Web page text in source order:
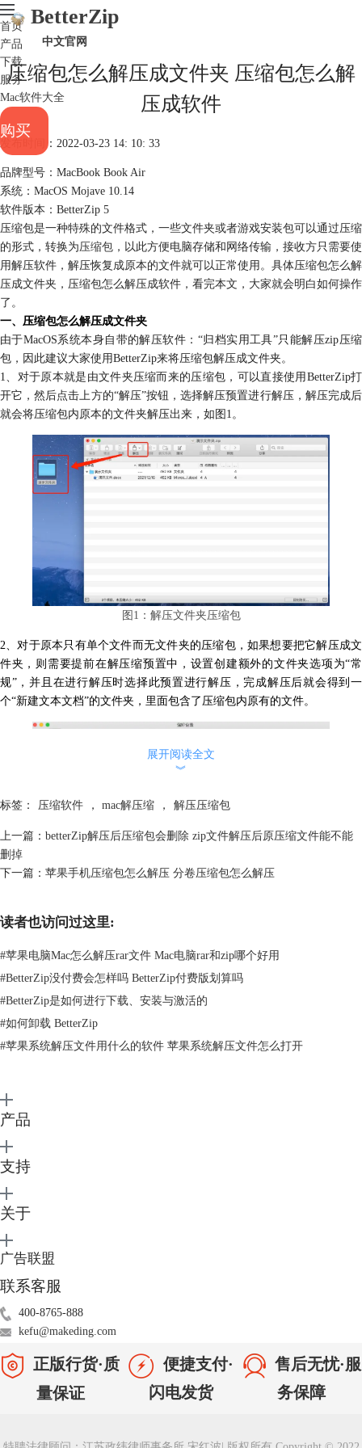
BetterZip
中文官网
首页
产品
下载
服务
Mac软件大全
购买
压缩包怎么解压成文件夹 压缩包怎么解
压成软件
发布时间：2022-03-23 14: 10: 33
品牌型号：MacBook Book Air
系统：MacOS Mojave 10.14
软件版本：BetterZip 5
压缩包是一种特殊的文件格式，一些文件夹或者游戏安装包可以通过压缩
的形式，转换为压缩包 ，以此方便电脑存储和网络传输，接收方只需要使
用解压软件，解压恢复成原本的文件就可以正常使用。具体压缩包怎么解
压成文件夹，压缩包怎么解压成软件，看完本文，大家就会明白如何操作
了。
一、压缩包怎么解压成文件夹
由于MacOS系统本身自带的解压软件：“归档实用工具”只能解压zip压缩
包，因此建议大家使用BetterZip来将压缩包解压成文件夹。
1、对于原本就是由文件夹压缩而来的压缩包，可以直接使用BetterZip打
开它，然后点击上方的“解压”按钮，选择解压预置进行解压，解压完成后
就会将压缩包内原本的文件夹解压出来，如图1。
图1：解压文件夹压缩包
2、对于原本只有单个文件而无文件夹的压缩包，如果想要把它解压成文
件夹，则需要提前在解压缩预置中，设置创建额外的文件夹选项为“常
规”，并且在进行解压时选择此预置进行解压，完成解压后就会得到一
个“新建文本文档”的文件夹，里面包含了压缩包内原有的文件。
二、压缩包怎么解压成软件
一般来说，MacOS系统的应用软件都是以“.app”为后缀的文件，例
缩包中的“.app”后缀文件，将压缩包解压成软件。
1、在BetterZip的解压缩预置中，找到排除模式这一项，选择“正则表达
式”，然后在输入框中输入“!*.app”，并设置解压缩项目到“应用程序”文件
2、当然大家还可以直接选中压缩包中的“.app”文件，右键点击它选择“解
压已选文件”，单独解压此应用程序，从而将压缩包解压成软件。
展开阅读全文
︾
标签： 压缩软件 ， mac解压缩 ， 解压压缩包
上一篇： betterZip解压后压缩包会删除 zip文件解压后原压缩文件能不能
删掉
下一篇： 苹果手机压缩包怎么解压 分卷压缩包怎么解压
读者也访问过这里:
#苹果电脑Mac怎么解压rar文件 Mac电脑rar和zip哪个好用
#BetterZip没付费会怎样吗 BetterZip付费版划算吗
#BetterZip是如何进行下载、安装与激活的
#如何卸载 BetterZip
#苹果系统解压文件用什么的软件 苹果系统解压文件怎么打开
产品
支持
关于
广告联盟
联系客服
400-8765-888
kefu@makeding.com
正版行货·质
量保证
便捷支付·
闪电发货
售后无忧·服
务保障